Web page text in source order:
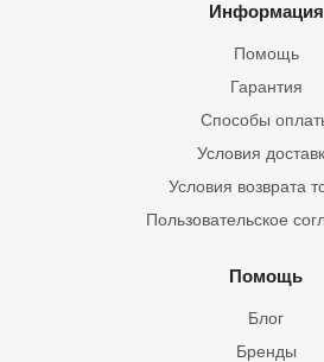
Информация
Помощь
Гарантия
Способы
Условия
Условия возврата
Пользовательское
Помощь
Блог
Бренды